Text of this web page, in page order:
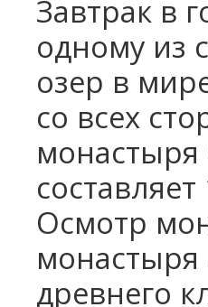
Школьные каникулы в
Школьные каникулы в
7 дней
Завтрак в
одному из
озер в
со всех
монастыря
Осмотр
монастыря
древнего